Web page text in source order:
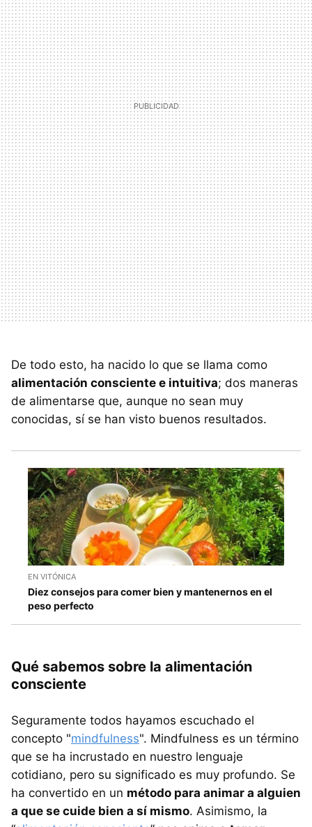
De todo esto, ha nacido lo que se llama como
alimentación consciente e intuitiva; dos maneras
de alimentarse que, aunque no sean muy
conocidas, sí se han visto buenos resultados.
EN VITÓNICA
Diez consejos para comer bien y mantenernos en el
peso perfecto
Qué sabemos sobre la alimentación
consciente
Seguramente todos hayamos escuchado el
concepto "mindfulness". Mindfulness es un término
que se ha incrustado en nuestro lenguaje
cotidiano, pero su significado es muy profundo. Se
ha convertido en un método para animar a alguien
a que se cuide bien a sí mismo. Asimismo, la